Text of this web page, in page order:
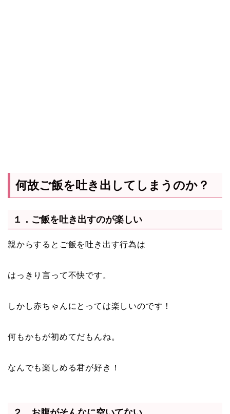
何故ご飯を吐き出してしまうのか？
１．ご飯を吐き出すのが楽しい
親からするとご飯を吐き出す行為は
はっきり言って不快です。
しかし赤ちゃんにとっては楽しいのです！
何もかもが初めてだもんね。
なんでも楽しめる君が好き！